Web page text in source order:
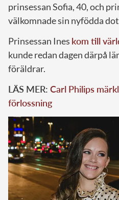
prinsessan Sofia, 40, och
välkomnade sin nyfödda
Prinsessan Ines kom till
kunde redan dagen därpå
föräldrar.
LÄS MER: Carl Philips
förlossning